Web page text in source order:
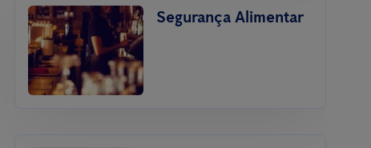
Segurança Alimentar